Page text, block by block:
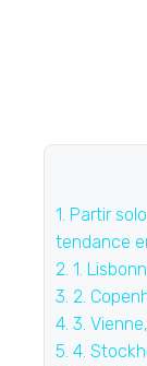
1. Partir
tendance
2. 1.
3. 2.
4. 3.
5. 4.